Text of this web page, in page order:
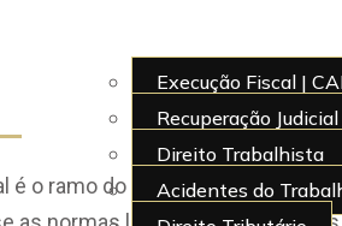
Execução Fiscal |
Recuperação
Direito Trabalhista
Acidentes do
é o ramo do direito público que